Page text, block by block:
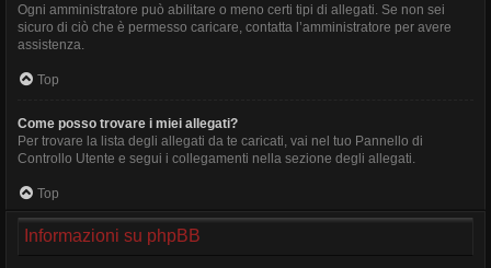
Ogni amministratore può abilitare o meno certi tipi di allegati. Se non sei
sicuro di ciò che è permesso caricare, contatta l’amministratore per avere
assistenza.
Top
Come posso trovare i miei allegati?
Per trovare la lista degli allegati da te caricati, vai nel tuo Pannello di
Controllo Utente e segui i collegamenti nella sezione degli allegati.
Top
Informazioni su phpBB